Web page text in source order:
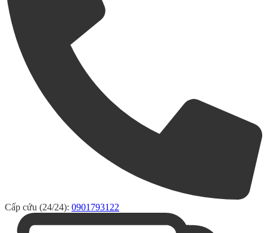
Cấp cứu (24/24): 0901793122